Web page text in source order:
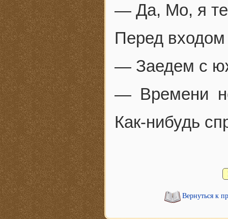
— Да, Мо, я
Перед входом
— Заедем с
— Времени
Как-нибудь
Вернуться к